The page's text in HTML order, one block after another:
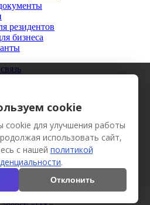
резидентов
бизнеса
2013 Все права защищены.
cookie
для улучшения работы
использовать сайт,
с нашей политикой
.
Отклонить